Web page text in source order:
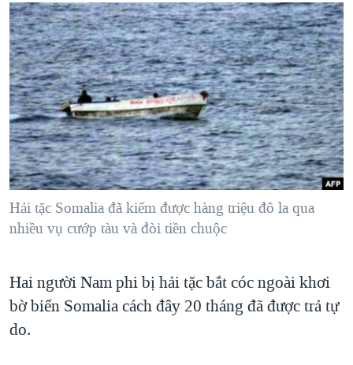
hướng
chính
Đi
tới
"Tìm"
MỤC
TỰ DO BÁO CHÍ
VẠCH TRẦN TIN GIẢ
NGƯỜI VIỆT HẢI NGOẠI
ĐỜI SỐNG
KINH TẾ
KHOA HỌC
SỨC KHOẺ
GIÁO DỤC
CHUYÊN ĐỀ
CHIẾN TRANH THƯƠNG MẠI CỦA MỸ: QUÁ KHỨ VÀ HIỆN
TẠI
HÀNH TRÌNH BẦU CỬ 2024
MỘT NĂM CHIẾN TRANH TẠI DẢI GAZA
GIẢI MÃ VÀNH ĐAI & CON ĐƯỜNG
NGÀY TỊ NẠN THẾ GIỚI
TRỊNH VĨNH BÌNH - NGƯỜI HẠ 'BÊN THẮNG CUỘC'
CHI PHÍ CHIẾN TRANH AFGHANISTAN
CÁC GIÁ TRỊ CỘNG HÒA Ở VIỆT NAM
HỌC TIẾNG ANH
VIDEO
NGHE
MẠNG XÃ HỘI
Hải tặc Somalia đã kiếm được hàng triệu đô la qua
nhiều vụ cướp tàu và đòi tiền chuộc
Hai người Nam phi bị hải tặc bắt cóc ngoài khơi
bờ biển Somalia cách đây 20 tháng đã được trả tự
do.